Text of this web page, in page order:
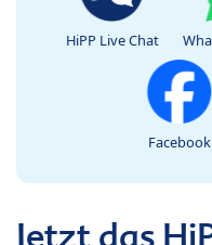
HiPP Live Chat
Facebook